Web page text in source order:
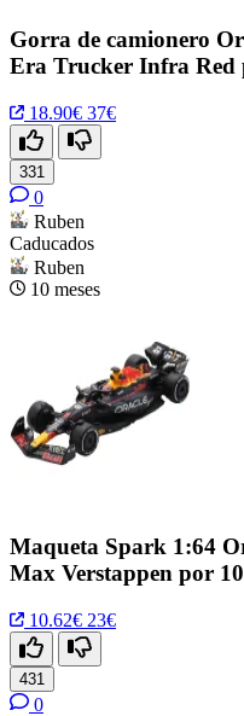
Gorra de camionero
Era Trucker Infra Red
18.90€ 37€
331
0
Ruben
Caducados
Ruben
10 meses
Maqueta Spark 1:64
Max Verstappen por
10.62€ 23€
431
0